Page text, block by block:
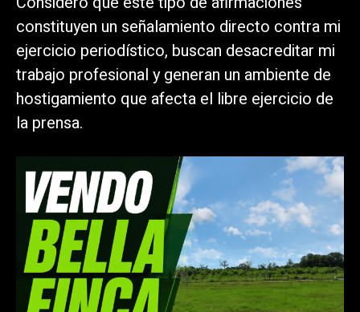
constituyen un señalamiento directo contra mi
ejercicio periodístico, buscan desacreditar mi
trabajo profesional y generan un ambiente de
hostigamiento que afecta el libre ejercicio de
la prensa.